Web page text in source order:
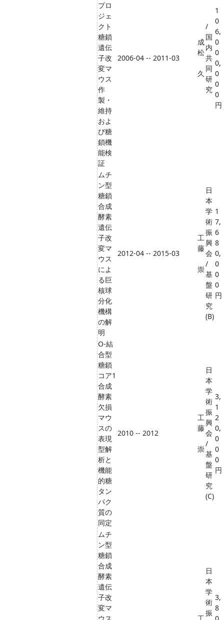
プロ
ジェ
クト
糖鎖
遺伝
子改
変マ
ウス
作
製・
維持
およ
び糖
鎖機
能検
証
2006-04 -- 2011-03
成
松
久
/
国
内
共
同
研
究
1
0
6,
0
0
0,
0
0
0
円
ムチ
ン型
糖鎖
合成
酵素
遺伝
子改
変マ
ウス
によ
る巨
核球
分化
機構
の解
明
2012-04 -- 2015-03
工
藤
崇
日
本
学
術
振
興
会
/
基
盤
研
究
(B)
1
7,
6
8
0,
0
0
0
円
O-結
合型
糖鎖
コア1
合成
酵素
欠損
マウ
スの
表現
型解
析と
機能
的糖
タン
パク
質の
同定
2010 -- 2012
工
藤
崇
日
本
学
術
振
興
会
/
基
盤
研
究
(C)
3,
1
2
0,
0
0
0
円
ムチ
ン型
糖鎖
合成
酵素
遺伝
子改
変マ
日
本
学
術
振
3,
8